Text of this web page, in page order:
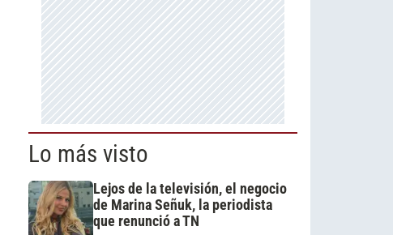
Lo más visto
Lejos de la televisión, el negocio
de Marina Señuk, la periodista
que renunció a TN